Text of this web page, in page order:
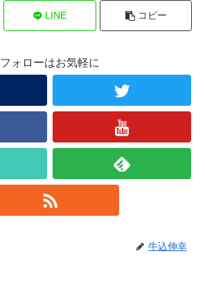
LINE コピー
フォローはお気軽に
牛込伸幸